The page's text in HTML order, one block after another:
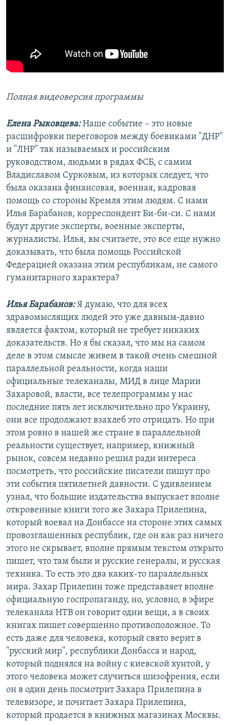
Полная видеоверсия программы
Елена Рыковцева:Наше событие – это новые
расшифровки переговоров между боевиками "ДНР"
и "ЛНР" так называемых и российским
руководством, людьми в рядах ФСБ, с самим
Владиславом Сурковым, из которых следует, что
была оказана финансовая, военная, кадровая
помощь со стороны Кремля этим людям. С нами
Илья Барабанов, корреспондент Би-би-си. С нами
будут другие эксперты, военные эксперты,
журналисты. Илья, вы считаете, это все еще нужно
доказывать, что была помощь Российской
Федерацией оказана этим республикам, не самого
гуманитарного характера?
Илья Барабанов:Я думаю, что для всех
здравомыслящих людей это уже давным-давно
является фактом, который не требует никаких
доказательств. Но я бы сказал, что мы на самом
деле в этом смысле живем в такой очень смешной
параллельной реальности, когда наши
официальные телеканалы, МИД в лице Марии
Захаровой, власти, все телепрограммы у нас
последние пять лет исключительно про Украину,
они все продолжают взахлеб это отрицать. Но при
этом ровно в нашей же стране в параллельной
реальности существует, например, книжный
рынок, совсем недавно решил ради интереса
посмотреть, что российские писатели пишут про
эти события пятилетней давности. С удивлением
узнал, что большие издательства выпускает вполне
откровенные книги того же Захара Прилепина,
который воевал на Донбассе на стороне этих самых
провозглашенных республик, где он как раз ничего
этого не скрывает, вполне прямым текстом открыто
пишет, что там были и русские генералы, и русская
техника. То есть это два каких-то параллельных
мира. Захар Прилепин тоже представляет вполне
официальную госпропаганду, но, условно, в эфире
телеканала НТВ он говорит одни вещи, а в своих
книгах пишет совершенно противоположное. То
есть даже для человека, который свято верит в
"русский мир", республики Донбасса и народ,
который поднялся на войну с киевской хунтой, у
этого человека может случиться шизофрения, если
он в один день посмотрит Захара Прилепина в
телевизоре, и почитает Захара Прилепина,
который продается в книжных магазинах Москвы.